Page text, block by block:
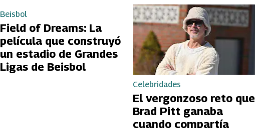
Beisbol
Field of Dreams: La
película que construyó
un estadio de Grandes
Ligas de Beisbol
Celebridades
El vergonzoso reto que
Brad Pitt ganaba
cuando compartía